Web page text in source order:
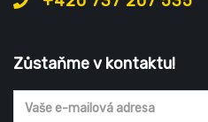
Zůstaňme v kontaktu!